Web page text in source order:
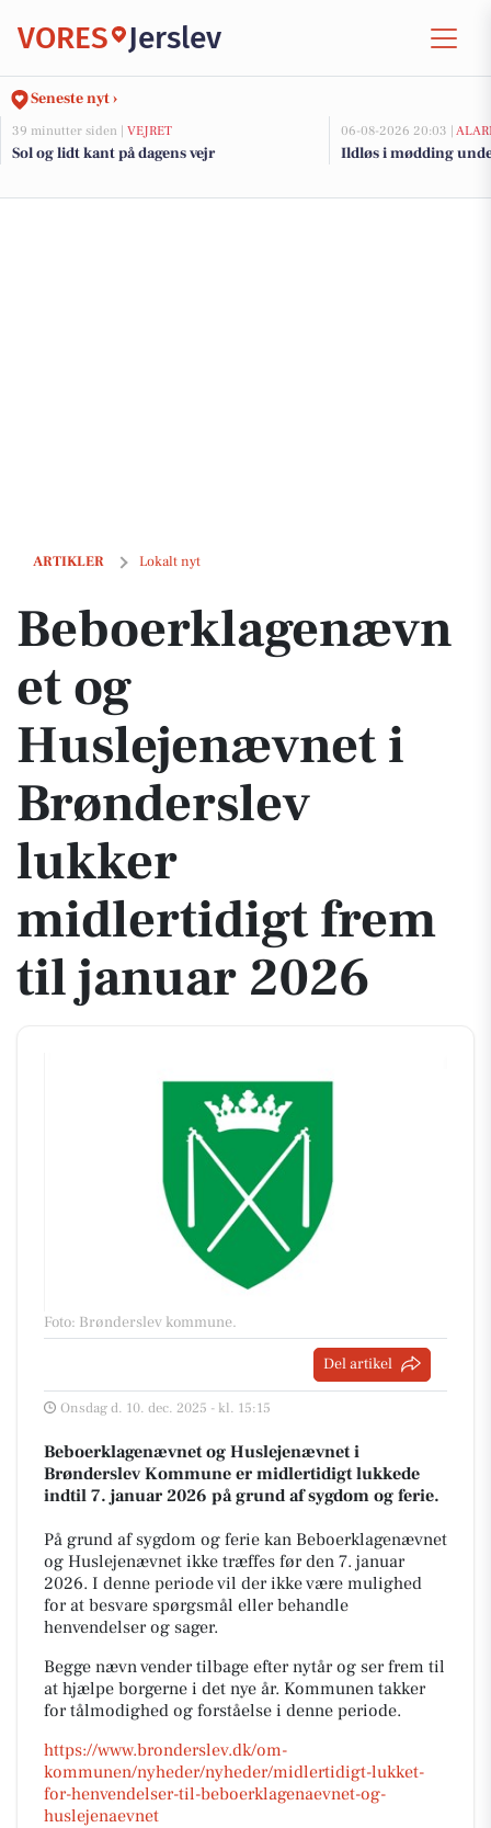
VORES Jerslev
Seneste nyt ›
39 minutter siden | VEJRET
Sol og lidt kant på dagens vejr
06-08-2026 20:03 |
Ildløs i mødding
ARTIKLER Lokalt nyt
Beboerklagenævnet og Huslejenævnet i Brønderslev lukker
Beboerklagenævn
et og
Huslejenævnet i
Brønderslev
lukker
midlertidigt frem
til januar 2026
Foto: Brønderslev kommune.
Del artikel
Onsdag d. 10. dec. 2025 - kl. 15:15
Beboerklagenævnet og Huslejenævnet i
Brønderslev Kommune er midlertidigt lukkede
indtil 7. januar 2026 på grund af sygdom og ferie.
På grund af sygdom og ferie kan Beboerklagenævnet
og Huslejenævnet ikke træffes før den 7. januar
2026. I denne periode vil der ikke være mulighed
for at besvare spørgsmål eller behandle
henvendelser og sager.
Begge nævn vender tilbage efter nytår og ser frem til
at hjælpe borgerne i det nye år. Kommunen takker
for tålmodighed og forståelse i denne periode.
https://www.bronderslev.dk/om-
kommunen/nyheder/nyheder/midlertidigt-lukket-
for-henvendelser-til-beboerklagenaevnet-og-
huslejenaevnet